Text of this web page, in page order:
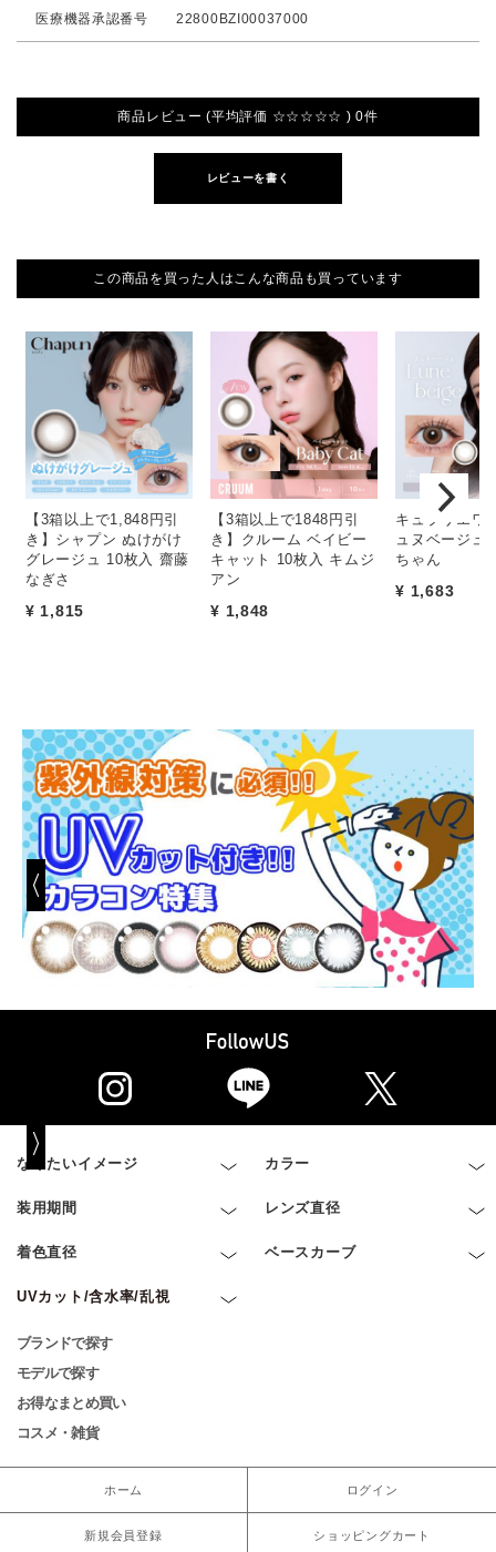
医療機器承認番号 22800BZI00037000
商品レビュー (平均評価 ☆☆☆☆☆ ) 0件
レビューを書く
この商品を買った人はこんな商品も買っています
【3箱以上で1,848円引
き】シャプン ぬけがけ
グレージュ 10枚入 齋藤
なぎさ
¥ 1,815
【3箱以上で1848円引
き】クルーム ベイビー
キャット 10枚入 キムジ
アン
¥ 1,848
キュプリエワ
ュヌベージュ
ちゃん
¥ 1,683
なりたいイメージ カラー
装用期間 レンズ直径
着色直径 ベースカーブ
UVカット/含水率/乱視
ブランドで探す
モデルで探す
お得なまとめ買い
コスメ・雑貨
ホーム ログイン
新規会員登録 ショッピングカート